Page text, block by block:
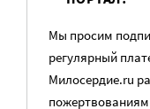
Мы просим
регулярный
Милосердие.ru